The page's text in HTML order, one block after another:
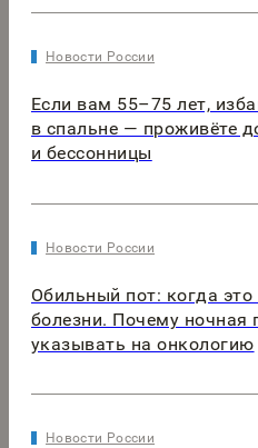
Новости России
Если вам 55–75 лет,
в спальне — проживёте
и бессонницы
Новости России
Обильный пот: когда это
болезни. Почему ночная
указывать на онкологию
Новости России